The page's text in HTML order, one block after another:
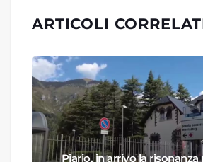
ARTICOLI
Piario, in arrivo la